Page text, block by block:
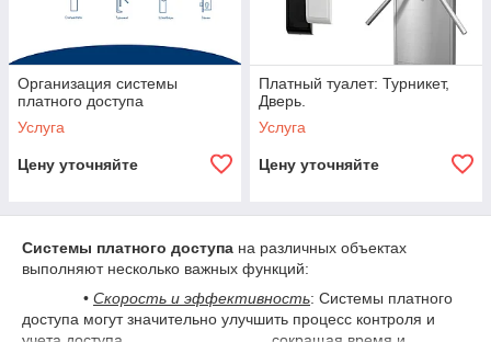
Организация системы
платного доступа
Услуга
Цену уточняйте
Платный туалет: Турникет,
Дверь.
Услуга
Цену уточняйте
Системы платного доступа на различных объектах
выполняют несколько важных функций:
• Скорость и эффективность: Системы платного
доступа могут значительно улучшить процесс контроля и